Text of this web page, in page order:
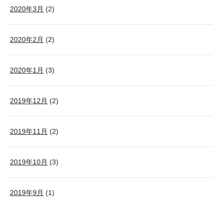
2020年3月 (2)
2020年2月 (2)
2020年1月 (3)
2019年12月 (2)
2019年11月 (2)
2019年10月 (3)
2019年9月 (1)